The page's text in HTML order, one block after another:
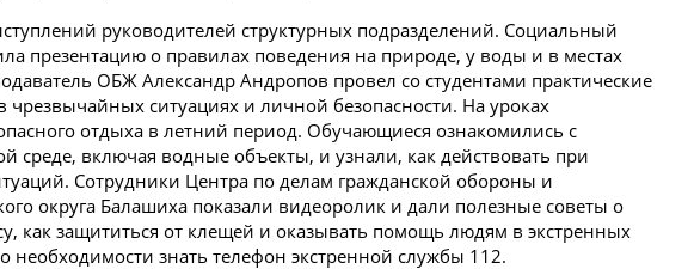
руководителей структурных подразделений. Социальный
презентацию о правилах поведения на природе, у воды и в местах
ОБЖ Александр Андропов провел со студентами практические
чрезвычайных ситуациях и личной безопасности. На уроках
отдыха в летний период. Обучающиеся ознакомились с
среде, включая водные объекты, и узнали, как действовать при
Сотрудники Центра по делам гражданской обороны и
округа Балашиха показали видеоролик и дали полезные советы о
как защититься от клещей и оказывать помощь людям в экстренных
необходимости знать телефон экстренной службы 112.